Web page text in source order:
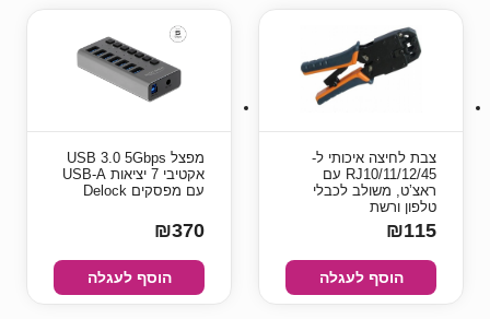
צבת לחיצה איכותי ל-
RJ10/11/12/45 עם
ראצ’ט, משולב לכבלי
טלפון ורשת
₪115
הוסף לעגלה
מפצל USB 3.0 5Gbps
אקטיבי 7 יציאות USB-A
עם מפסקים Delock
₪370
הוסף לעגלה